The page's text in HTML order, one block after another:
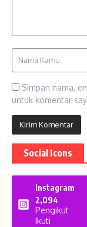
Simpan nama,
untuk komentar
Social Icons
Instagram
2,094
Pengikut
Ikuti